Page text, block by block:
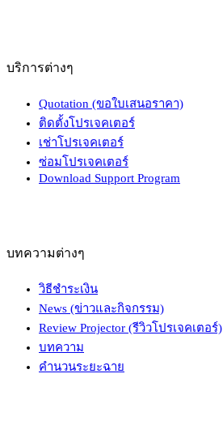
บริการต่างๆ
Quotation (ขอใบเสนอราคา)
ติดตั้งโปรเจคเตอร์
เช่าโปรเจคเตอร์
ซ่อมโปรเจคเตอร์
Download Support Program
บทความต่างๆ
วิธีชำระเงิน
News (ข่าวและกิจกรรม)
Review Projector (รีวิวโปรเจคเตอร์)
บทความ
คำนวนระยะฉาย